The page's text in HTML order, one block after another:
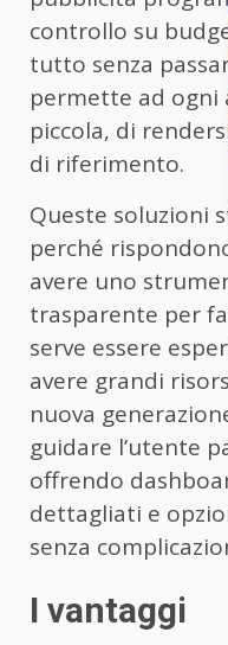
controllo su
tutto senza
permette ad ogni
piccola, di
di riferimento.
Queste soluzioni
perché
avere uno
trasparente per
serve essere
avere grandi
nuova
guidare l’utente
offrendo
dettagliati e
senza
I vantaggi